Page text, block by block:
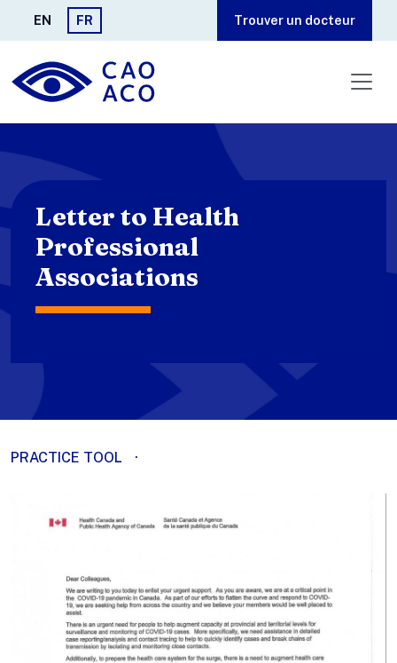
Aller au contenu principal
EN FR Trouver un docteur
Letter to Health
Professional
Associations
PRACTICE TOOL ·